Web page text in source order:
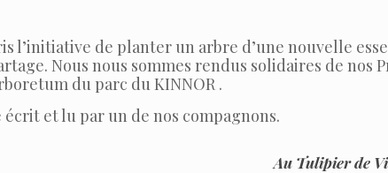
l’initiative de planter un arbre d’une nouvelle
Nous nous sommes rendus solidaires de
du parc du KINNOR .
et lu par un de nos compagnons.
Au Tulipier de